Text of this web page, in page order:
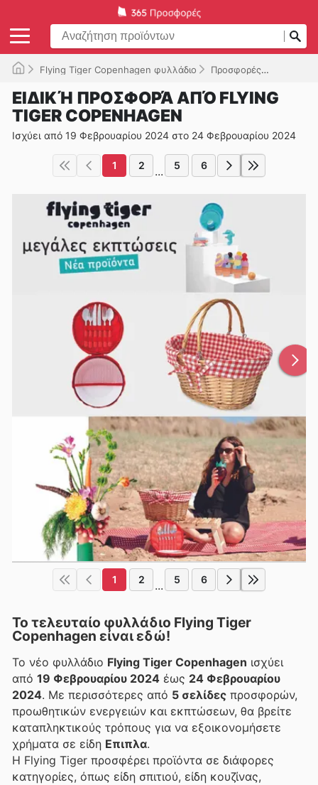
Flying Tiger Copenhagen φυλλάδιο Προσφορές
ΕΙΔΙΚΉ ΠΡΟΣΦΟΡΆ ΑΠΌ FLYING
TIGER COPENHAGEN
Ισχύει από 19 Φεβρουαρίου 2024 στο 24 Φεβρουαρίου 2024
1 2 ... 5 6
1 2 ... 5 6
Το τελευταίο φυλλάδιο Flying Tiger
Copenhagen είναι εδώ!
Το νέο φυλλάδιο Flying Tiger Copenhagen ισχύει
από 19 Φεβρουαρίου 2024 έως 24 Φεβρουαρίου
2024 . Με περισσότερες από 5 σελίδες προσφορών,
προωθητικών ενεργειών και εκπτώσεων, θα βρείτε
καταπληκτικούς τρόπους για να εξοικονομήσετε
χρήματα σε είδη Επιπλα.
Η Flying Tiger προσφέρει προϊόντα σε διάφορες
κατηγορίες, όπως είδη σπιτιού, είδη κουζίνας,